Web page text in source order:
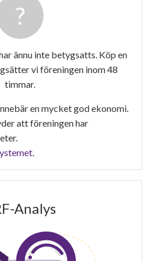
ännu inte betygsatts. Köp en
vi föreningen inom 48
timmar.
en mycket god ekonomi.
att föreningen har
Analys